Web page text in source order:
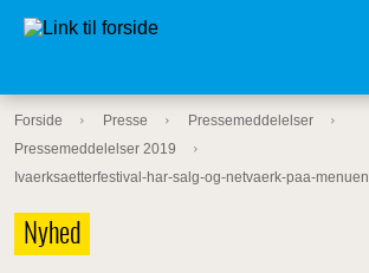
Forside Presse
Pressemeddelelser
Pressemeddelelser 2019
Ivaerksaetterfestival-har-salg-og-netvaerk-paa-menuen
Nyhed